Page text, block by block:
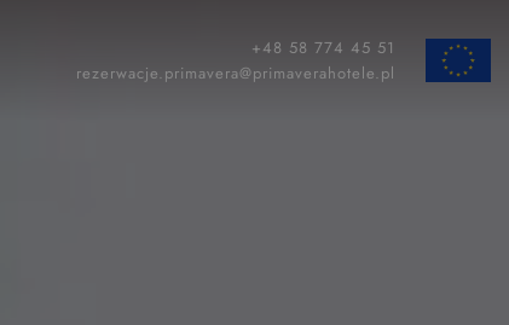
ZAMKNIJ
+48 58 774 45 51
rezerwacje.primavera@primaverahotele.pl